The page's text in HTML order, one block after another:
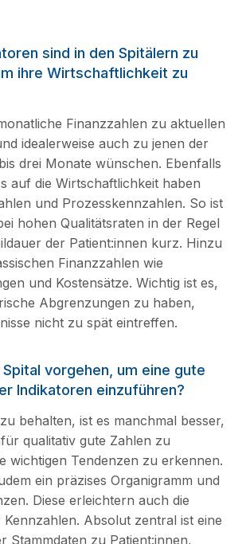
sind in den Spitälern zu
ihre Wirtschaftlichkeit zu
Finanzzahlen zu aktuellen
idealerweise auch zu jenen der
drei Monate wünschen. Ebenfalls
auf die Wirtschaftlichkeit haben
und Prozesskennzahlen. So ist
hohen Qualitätsraten in der Regel
der Patient:innen kurz. Hinzu
Finanzzahlen wie
und Kostensätze. Wichtig ist es,
Abgrenzungen zu haben,
nicht zu spät eintreffen.
vorgehen, um eine gute
Indikatoren einzuführen?
behalten, ist es manchmal besser,
qualitativ gute Zahlen zu
wichtigen Tendenzen zu erkennen.
ein präzises Organigramm und
Diese erleichtern auch die
Absolut zentral ist eine
Stammdaten zu Patient:innen,